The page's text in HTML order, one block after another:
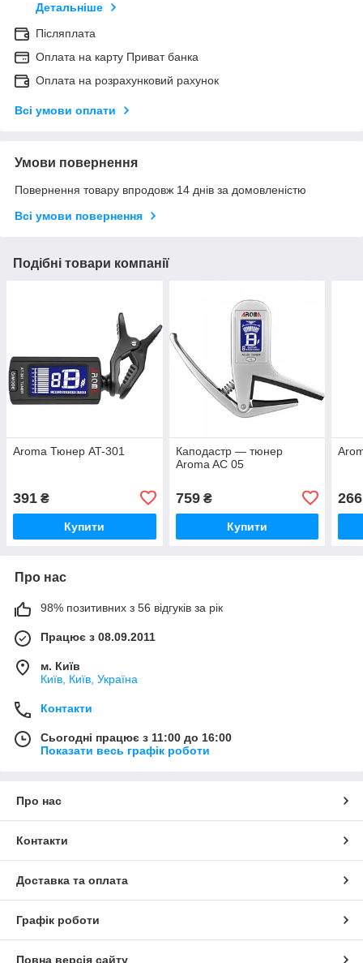
Детальніше
Післяплата
Оплата на карту Приват банка
Оплата на розрахунковий рахунок
Всі умови оплати
Умови повернення
Повернення товару впродовж 14 днів за домовленістю
Всі умови повернення
Подібні товари компанії
Aroma Тюнер AT-301
391 ₴
Купити
Каподастр — тюнер
Aroma AC 05
759₴
Купити
266
Про нас
98% позитивних з 56 відгуків за рік
Працює з 08.09.2011
м. Київ
Київ, Київ, Україна
Контакти
Сьогодні працює з 11:00 до 16:00
Показати весь графік роботи
Про нас
Контакти
Доставка та оплата
Графік роботи
Повна версія сайту